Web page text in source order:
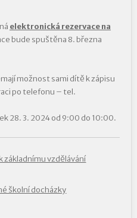
elektronická rezervace na
bude spuštěna 8. března
možnost sami dítě k zápisu
po telefonu – tel.
28. 3. 2024 od 9:00 do 10:00.
vzdělávání
školní docházky